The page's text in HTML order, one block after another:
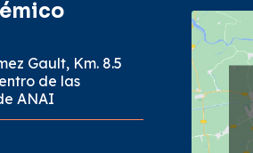
Gault, Km. 8.5
de las
ANAI